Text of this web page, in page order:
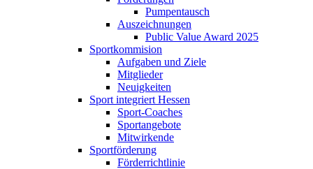
Pumpentausch
Auszeichnungen
Public Value Award 2025
Sportkommision
Aufgaben und Ziele
Mitglieder
Neuigkeiten
Sport integriert Hessen
Sport-Coaches
Sportangebote
Mitwirkende
Sportförderung
Förderrichtlinie